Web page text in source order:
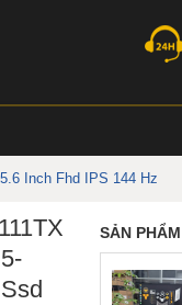
Inch Fhd IPS 144 Hz
SẢN